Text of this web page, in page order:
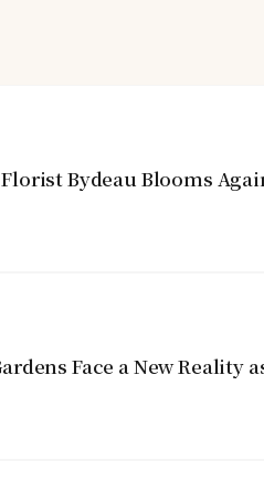
Bydeau Blooms
Face a New Reality